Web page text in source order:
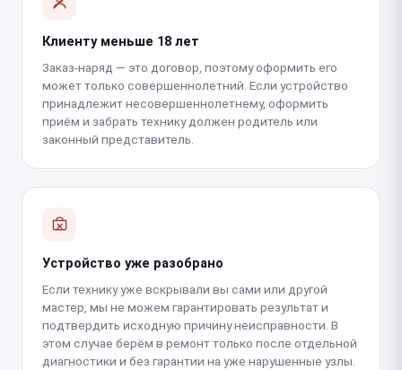
Клиенту меньше 18 лет
Заказ-наряд — это договор, поэтому оформить его
может только совершеннолетний. Если устройство
принадлежит несовершеннолетнему, оформить
приём и забрать технику должен родитель или
законный представитель.
Устройство уже разобрано
Если технику уже вскрывали вы сами или другой
мастер, мы не можем гарантировать результат и
подтвердить исходную причину неисправности. В
этом случае берём в ремонт только после отдельной
диагностики и без гарантии на уже нарушенные узлы.